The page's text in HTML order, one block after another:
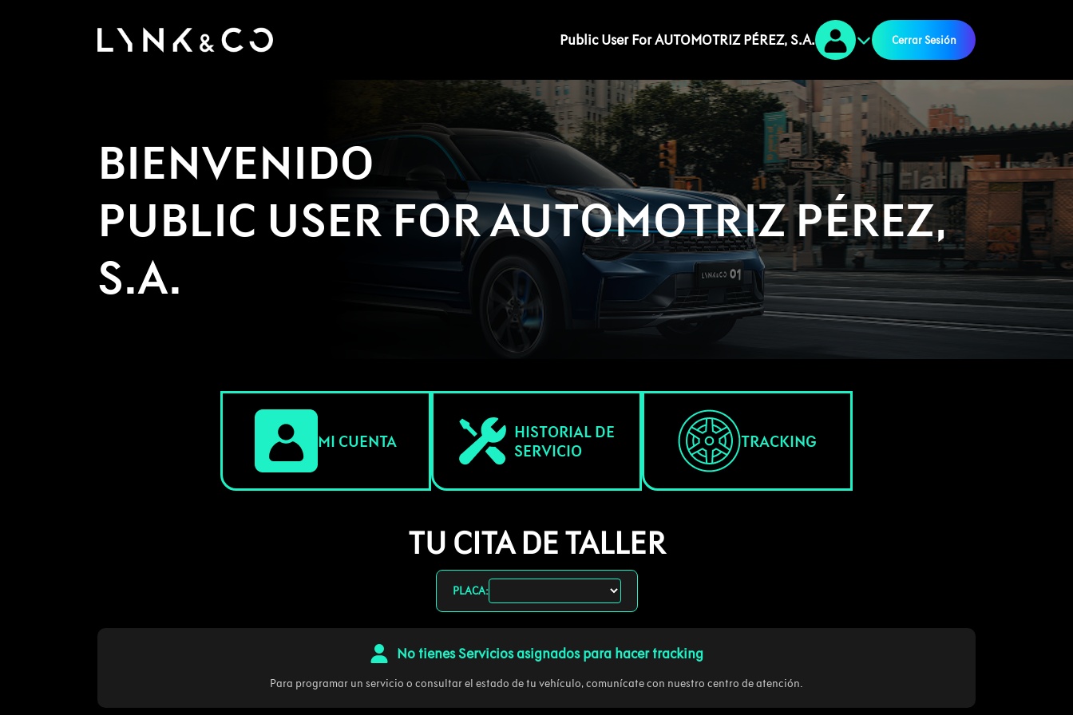
Public User For AUTOMOTRIZ PÉREZ, S.A. Cerrar Sesión
BIENVENIDO
PUBLIC USER FOR AUTOMOTRIZ PÉREZ,
S.A.
MI CUENTA
HISTORIAL DE
SERVICIO
TRACKING
TU CITA DE TALLER
PLACA:
No tienes Servicios asignados para hacer tracking
Para programar un servicio o consultar el estado de tu vehículo, comunícate con nuestro centro de atención.